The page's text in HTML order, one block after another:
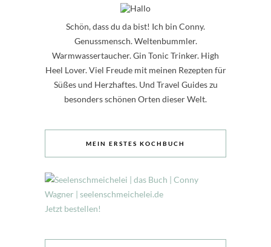
Schön, dass du da bist! Ich bin Conny.
Genussmensch. Weltenbummler.
Warmwassertaucher. Gin Tonic Trinker. High
Heel Lover. Viel Freude mit meinen Rezepten für
Süßes und Herzhaftes. Und Travel Guides zu
besonders schönen Orten dieser Welt.
MEIN ERSTES KOCHBUCH
Jetzt bestellen!